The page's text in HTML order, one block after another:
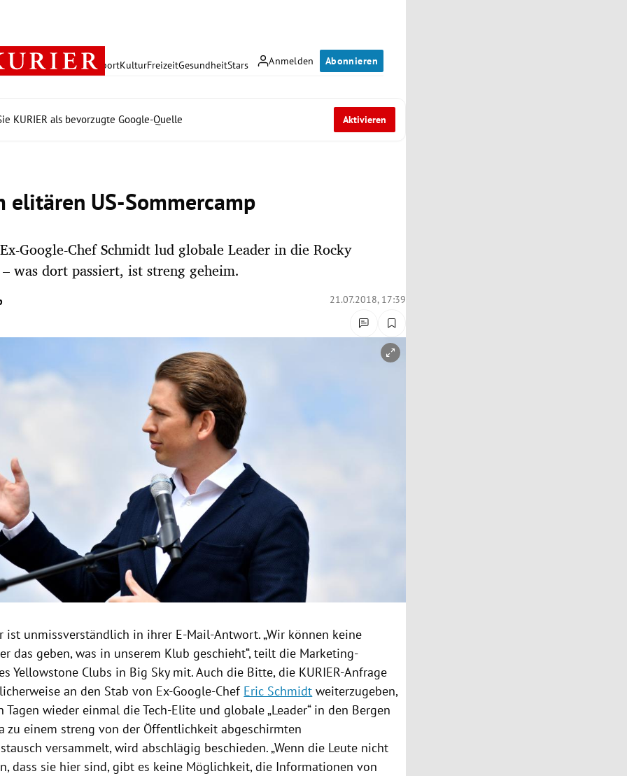
Anmelden Abonnieren
PolitikWirtschaft SportKulturFreizeitGesundheitStars
KURIER als bevorzugte Google-Quelle Aktivieren
elitären US-Sommercamp
Google-Chef Schmidt lud globale Leader in die Rocky
was dort passiert, ist streng geheim.
21.07.2018, 17:39
öffnen/schließen
ist unmissverständlich in ihrer E-Mail-Antwort. „Wir können keine
das geben, was in unserem Klub geschieht“, teilt die Marketing-
Yellowstone Clubs in Big Sky mit. Auch die Bitte, die KURIER-Anfrage
an den Stab von Ex-Google-Chef Eric Schmidt weiterzugeben,
Tagen wieder einmal die Tech-Elite und globale „Leader“ in den Bergen
zu einem streng von der Öffentlichkeit abgeschirmten
versammelt, wird abschlägig beschieden. „Wenn die Leute nicht
dass sie hier sind, gibt es keine Möglichkeit, die Informationen von